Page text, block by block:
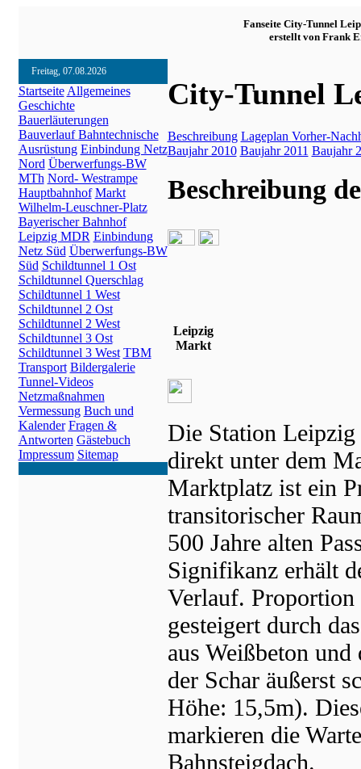
Fanseite City-Tunnel
erstellt von Frank
Freitag, 07.08.2026
Startseite Allgemeines
Geschichte
Bauerläuterungen
BauverlaufBahntechnische
Ausrüstung Einbindung Netz
Nord Überwerfungs-BW
MTh Nord- Westrampe
Hauptbahnhof Markt
Wilhelm-Leuschner-Platz
Bayerischer Bahnhof
Leipzig MDR Einbindung
Netz Süd Überwerfungs-BW
Süd Schildtunnel 1 Ost
Schildtunnel Querschlag
Schildtunnel 1 West
Schildtunnel 2 Ost
Schildtunnel 2 West
Schildtunnel 3 Ost
Schildtunnel 3 West TBM
Transport Bildergalerie
Tunnel-Videos
Netzmaßnahmen
Vermessung Buch und
Kalender Fragen &
Antworten Gästebuch
Impressum Sitemap
City-Tunnel
Beschreibung Lageplan Vorher-
Baujahr 2010 Baujahr 2011 Baujahr
Beschreibung
Leipzig
Markt
Die Station
direkt unter dem
Marktplatz ist ein
transitorischer
500 Jahre alten
Signifikanz erhält
Verlauf. Proportion
gesteigert durch
aus Weißbeton und
der Schar äußerst
Höhe: 15,5m).
markieren die
Bahnsteigdach.